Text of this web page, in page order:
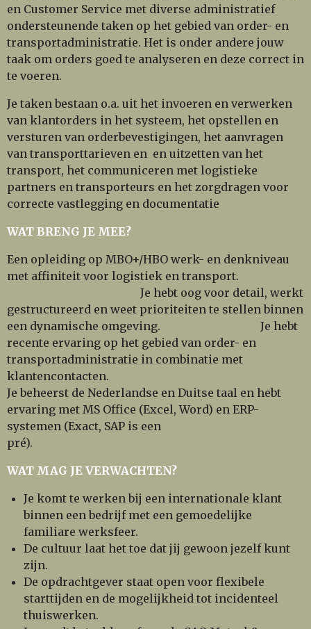
en Customer Service met diverse administratief
ondersteunende taken op het gebied van order- en
transportadministratie. Het is onder andere jouw
taak om orders goed te analyseren en deze correct in
te voeren.
Je taken bestaan o.a. uit het invoeren en verwerken
van klantorders in het systeem, het opstellen en
versturen van orderbevestigingen, het aanvragen
van transporttarieven en en uitzetten van het
transport, het communiceren met logistieke
partners en transporteurs en het zorgdragen voor
correcte vastlegging en documentatie
WAT BRENG JE MEE?
Een opleiding op MBO+/HBO werk- en denkniveau
met affiniteit voor logistiek en transport.
Je hebt oog voor detail, werkt
gestructureerd en weet prioriteiten te stellen binnen
een dynamische omgeving. Je hebt
recente ervaring op het gebied van order- en
transportadministratie in combinatie met
klantencontacten.
Je beheerst de Nederlandse en Duitse taal en hebt
ervaring met MS Office (Excel, Word) en ERP-
systemen (Exact, SAP is een
pré).
WAT MAG JE VERWACHTEN?
Je komt te werken bij een internationale klant
binnen een bedrijf met een gemoedelijke
familiare werksfeer.
De cultuur laat het toe dat jij gewoon jezelf kunt
zijn.
De opdrachtgever staat open voor flexibele
starttijden en de mogelijkheid tot incidenteel
thuiswerken.